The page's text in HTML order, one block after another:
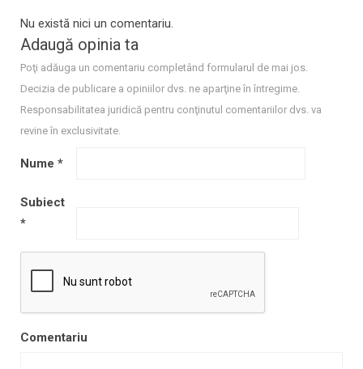
Nu există nici un comentariu.
Adaugă opinia ta
Poţi adăuga un comentariu completând formularul de mai jos.
Decizia de publicare a opiniilor dvs. ne aparţine în întregime.
Responsabilitatea juridică pentru conţinutul comentariilor dvs. va
revine în exclusivitate.
Nume *
Subiect
*
Comentariu